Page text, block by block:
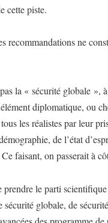
cette piste.
recommandations ne
la « sécurité globale
diplomatique, ou
les réalistes par leur
de l’état
faisant, on passerait à
prendre le parti
globale, de